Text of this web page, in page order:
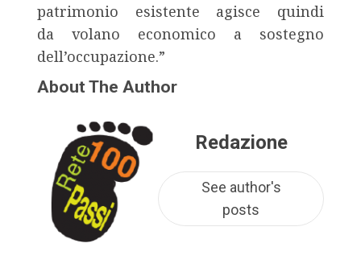
patrimonio esistente agisce quindi
da volano economico a sostegno
dell’occupazione.”
About The Author
Redazione
See author's
posts